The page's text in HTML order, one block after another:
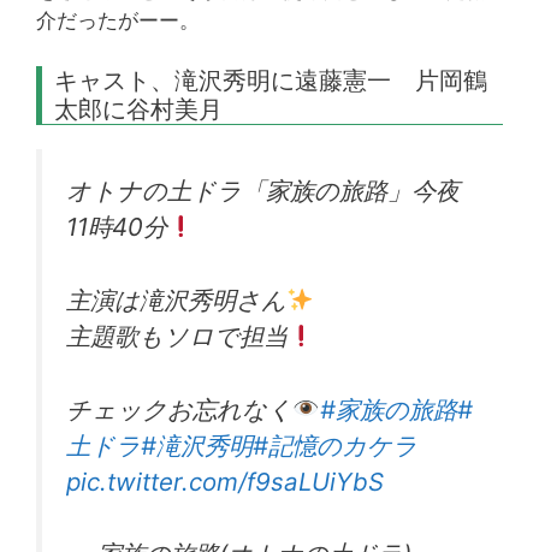
介だったがーー。
キャスト、滝沢秀明に遠藤憲一 片岡鶴
太郎に谷村美月
オトナの土ドラ「家族の旅路」今夜
11時40分
主演は滝沢秀明さん
主題歌もソロで担当
チェックお忘れなく #家族の旅路#
土ドラ#滝沢秀明#記憶のカケラ
pic.twitter.com/f9saLUiYbS